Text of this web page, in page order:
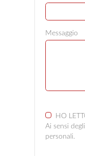
Messaggio
HO
Ai sensi
personali.